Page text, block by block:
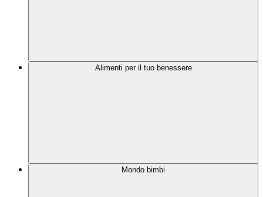
Alimenti per il tuo benessere
Mondo bimbi